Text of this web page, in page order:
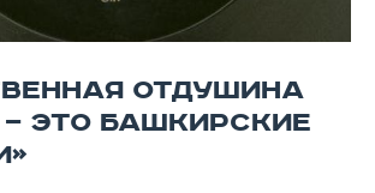
ОТДУШИНА
ЭТО БАШКИРСКИЕ